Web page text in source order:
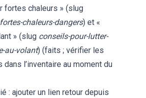
fortes chaleurs » (slug
chaleurs-dangers) et «
» (slug conseils-pour-lutter-
au-volant) (faits ; vérifier les
dans l’inventaire au moment du
: ajouter un lien retour depuis